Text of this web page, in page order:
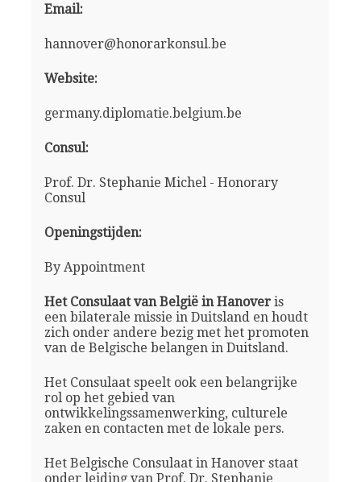
Email:
hannover@honorarkonsul.be
Website:
germany.diplomatie.belgium.be
Consul:
Prof. Dr. Stephanie Michel - Honorary
Consul
Openingstijden:
By Appointment
Het Consulaat van België in Hanover is
een bilaterale missie in Duitsland en houdt
zich onder andere bezig met het promoten
van de Belgische belangen in Duitsland.
Het Consulaat speelt ook een belangrijke
rol op het gebied van
ontwikkelingssamenwerking, culturele
zaken en contacten met de lokale pers.
Het Belgische Consulaat in Hanover staat
onder leiding van Prof. Dr. Stephanie